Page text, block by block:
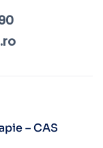
– CAS